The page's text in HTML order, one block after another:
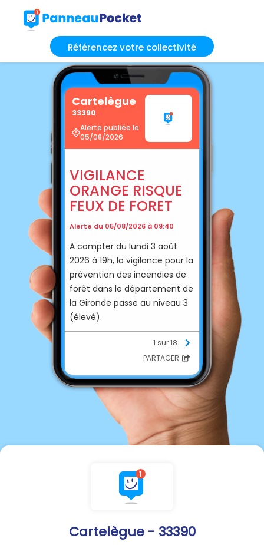
Référencez votre collectivité
Cartelègue - 33390
Cartelègue
33390
Alerte publiée le
05/08/2026
VIGILANCE
ORANGE RISQUE
FEUX DE FORET
Alerte du 05/08/2026 à 09:40
A compter du lundi 3 août
2026 à 19h, la vigilance pour la
prévention des incendies de
forêt dans le département de
la Gironde passe au niveau 3
(élevé).
1 sur 18
PARTAGER